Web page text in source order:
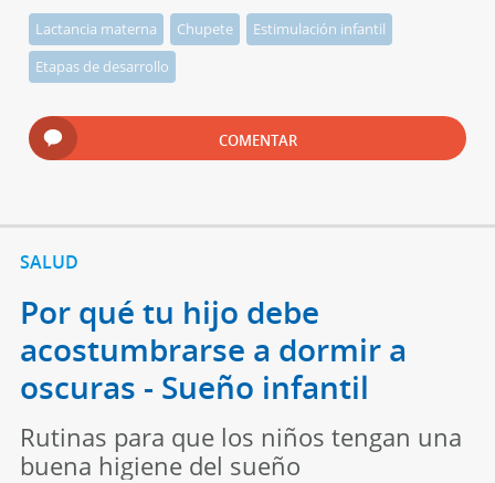
Lactancia materna Chupete
Estimulación infantil
Etapas de desarrollo
COMENTAR
SALUD
Por qué tu hijo debe
acostumbrarse a dormir a
oscuras - Sueño infantil
Rutinas para que los niños tengan una
buena higiene del sueño